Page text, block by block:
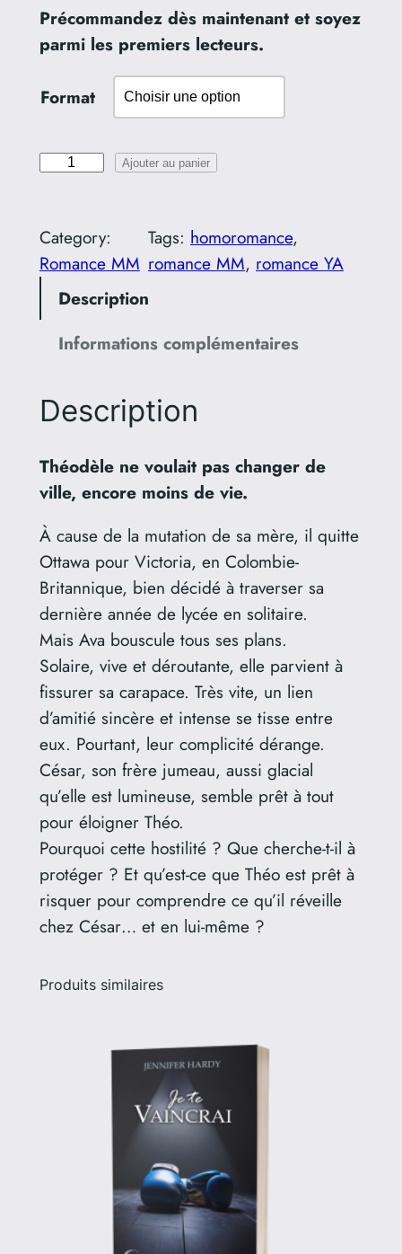
5
9
à
1
,
€
Précommandez dès maintenant et soyez
parmi les premiers lecteurs.
Format
n
t
t
e
E
t
r
e
e
l
l
e
e
t
t
o
i
–
r
o
m
a
n
M
Ajouter au panier
Category:
Romance MM
Tags: homoromance
romance MM, romance YA
Description
Informations complémentaires
Description
Théodèle ne voulait pas changer de
ville, encore moins de vie.
À cause de la mutation de sa mère, il quitte
Ottawa pour Victoria, en Colombie-
Britannique, bien décidé à traverser sa
dernière année de lycée en solitaire.
Mais Ava bouscule tous ses plans.
Solaire, vive et déroutante, elle parvient à
fissurer sa carapace. Très vite, un lien
d’amitié sincère et intense se tisse entre
eux. Pourtant, leur complicité dérange.
César, son frère jumeau, aussi glacial
qu’elle est lumineuse, semble prêt à tout
pour éloigner Théo.
Pourquoi cette hostilité ? Que cherche-t-il à
protéger ? Et qu’est-ce que Théo est prêt à
risquer pour comprendre ce qu’il réveille
chez César… et en lui-même ?
Produits similaires